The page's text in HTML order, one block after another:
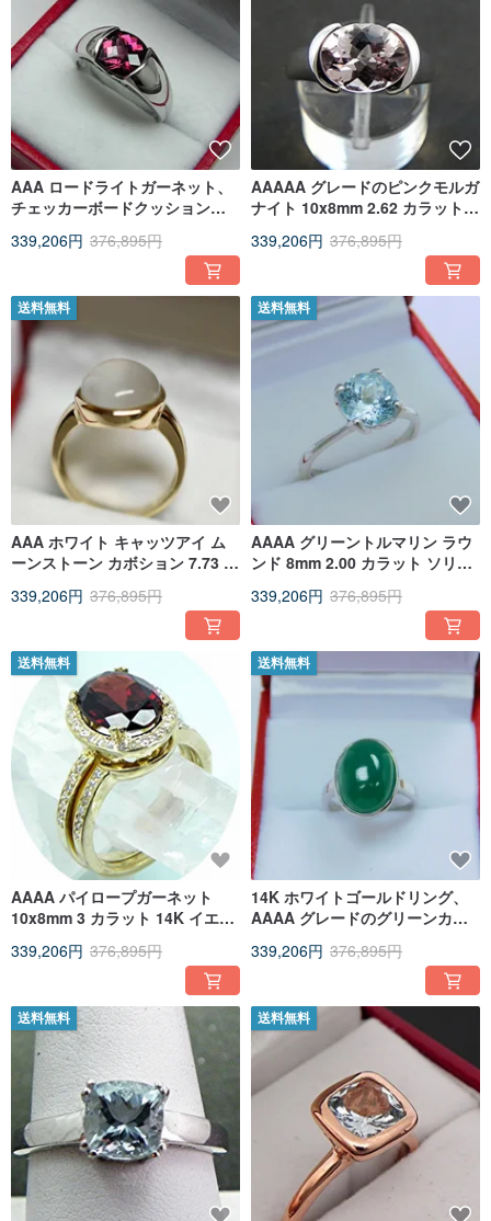
AAA ロードライトガーネット、
チェッカーボードクッションカ
ホワイトゴールド
339,206円 376,895円
AAAAA グレードのピンクモルガ
ナイト 10x8mm 2.62 カラット
グラム 1375
339,206円 376,895円
送料無料
AAA ホワイト キャッツアイ ム
ーンストーン カボション 7.73 カ
15x11mm 14K 製
339,206円 376,895円
送料無料
AAAA グリーントルマリン ラウ
ンド 8mm 2.00 カラット ソリテ
ング 14K
339,206円 376,895円
送料無料
AAAA パイロープガーネット
10x8mm 3 カラット 14K イエロ
ンゲージメントリング
339,206円 376,895円
送料無料
14K ホワイトゴールドリング、
AAAA グレードのグリーンカル
14x10mm、モデル 1705
339,206円 376,895円
送料無料 送料無料